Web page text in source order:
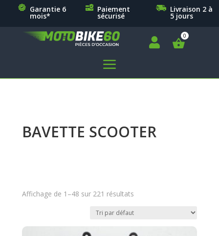
Garantie 6
mois*
Paiement
sécurisé
Livraison 2 à
5 jours

a
BAVETTE SCOOTER
Affichage de 1–48 sur 221 résultats